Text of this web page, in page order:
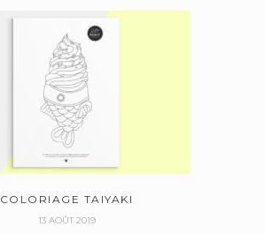
COLORIAGE TAIYAKI
13 AOÛT 2019